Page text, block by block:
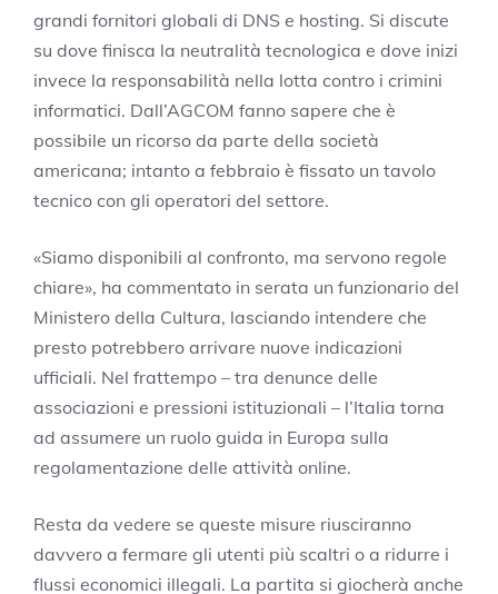
grandi fornitori globali di DNS e hosting. Si discute
su dove finisca la neutralità tecnologica e dove inizi
invece la responsabilità nella lotta contro i crimini
informatici. Dall’AGCOM fanno sapere che è
possibile un ricorso da parte della società
americana; intanto a febbraio è fissato un tavolo
tecnico con gli operatori del settore.
«Siamo disponibili al confronto, ma servono regole
chiare», ha commentato in serata un funzionario del
Ministero della Cultura, lasciando intendere che
presto potrebbero arrivare nuove indicazioni
ufficiali. Nel frattempo – tra denunce delle
associazioni e pressioni istituzionali – l’Italia torna
ad assumere un ruolo guida in Europa sulla
regolamentazione delle attività online.
Resta da vedere se queste misure riusciranno
davvero a fermare gli utenti più scaltri o a ridurre i
flussi economici illegali. La partita si giocherà anche